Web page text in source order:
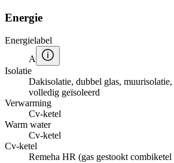
Energie
Energielabel
A
Isolatie
Dakisolatie, dubbel glas,
volledig geïsoleerd
Verwarming
Cv-ketel
Warm water
Cv-ketel
Cv-ketel
Remeha HR (gas gestookt